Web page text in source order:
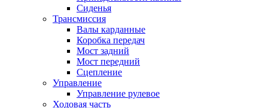
Сиденья
Трансмиссия
Валы карданные
Коробка передач
Мост задний
Мост передний
Сцепление
Управление
Управление рулевое
Ходовая часть